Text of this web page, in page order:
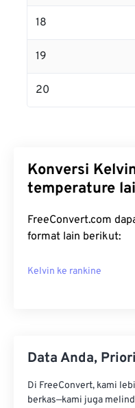
18
19
20
Konversi
temperature
FreeConvert.com
format lain berikut:
Kelvin ke rankine
Data Anda,
Di FreeConvert, kami
berkas—kami juga